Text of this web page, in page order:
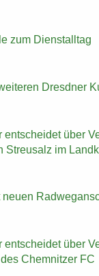
zum Dienst­all­tag
Dresd­ner
ent­schei­det über
Streu­salz im
neuen
ent­schei­det über
Chem­nit­zer FC